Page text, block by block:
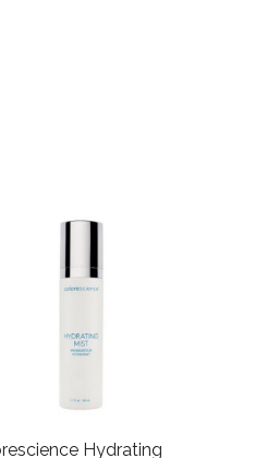
Hydrating